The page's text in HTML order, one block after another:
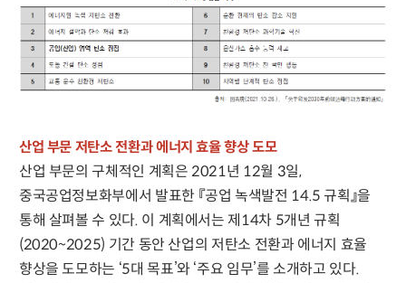
산업 부문 저탄소 전환과 에너지 효율 향상 도모
산업 부문의 구체적인 계획은 2021년 12월 3일,
중국공업정보화부에서 발표한 『공업 녹색발전 14.5 규획』을
통해 살펴볼 수 있다. 이 계획에서는 제14차 5개년 규획
(2020~2025) 기간 동안 산업의 저탄소 전환과 에너지 효율
향상을 도모하는 ‘5대 목표’와 ‘주요 임무’를 소개하고 있다.